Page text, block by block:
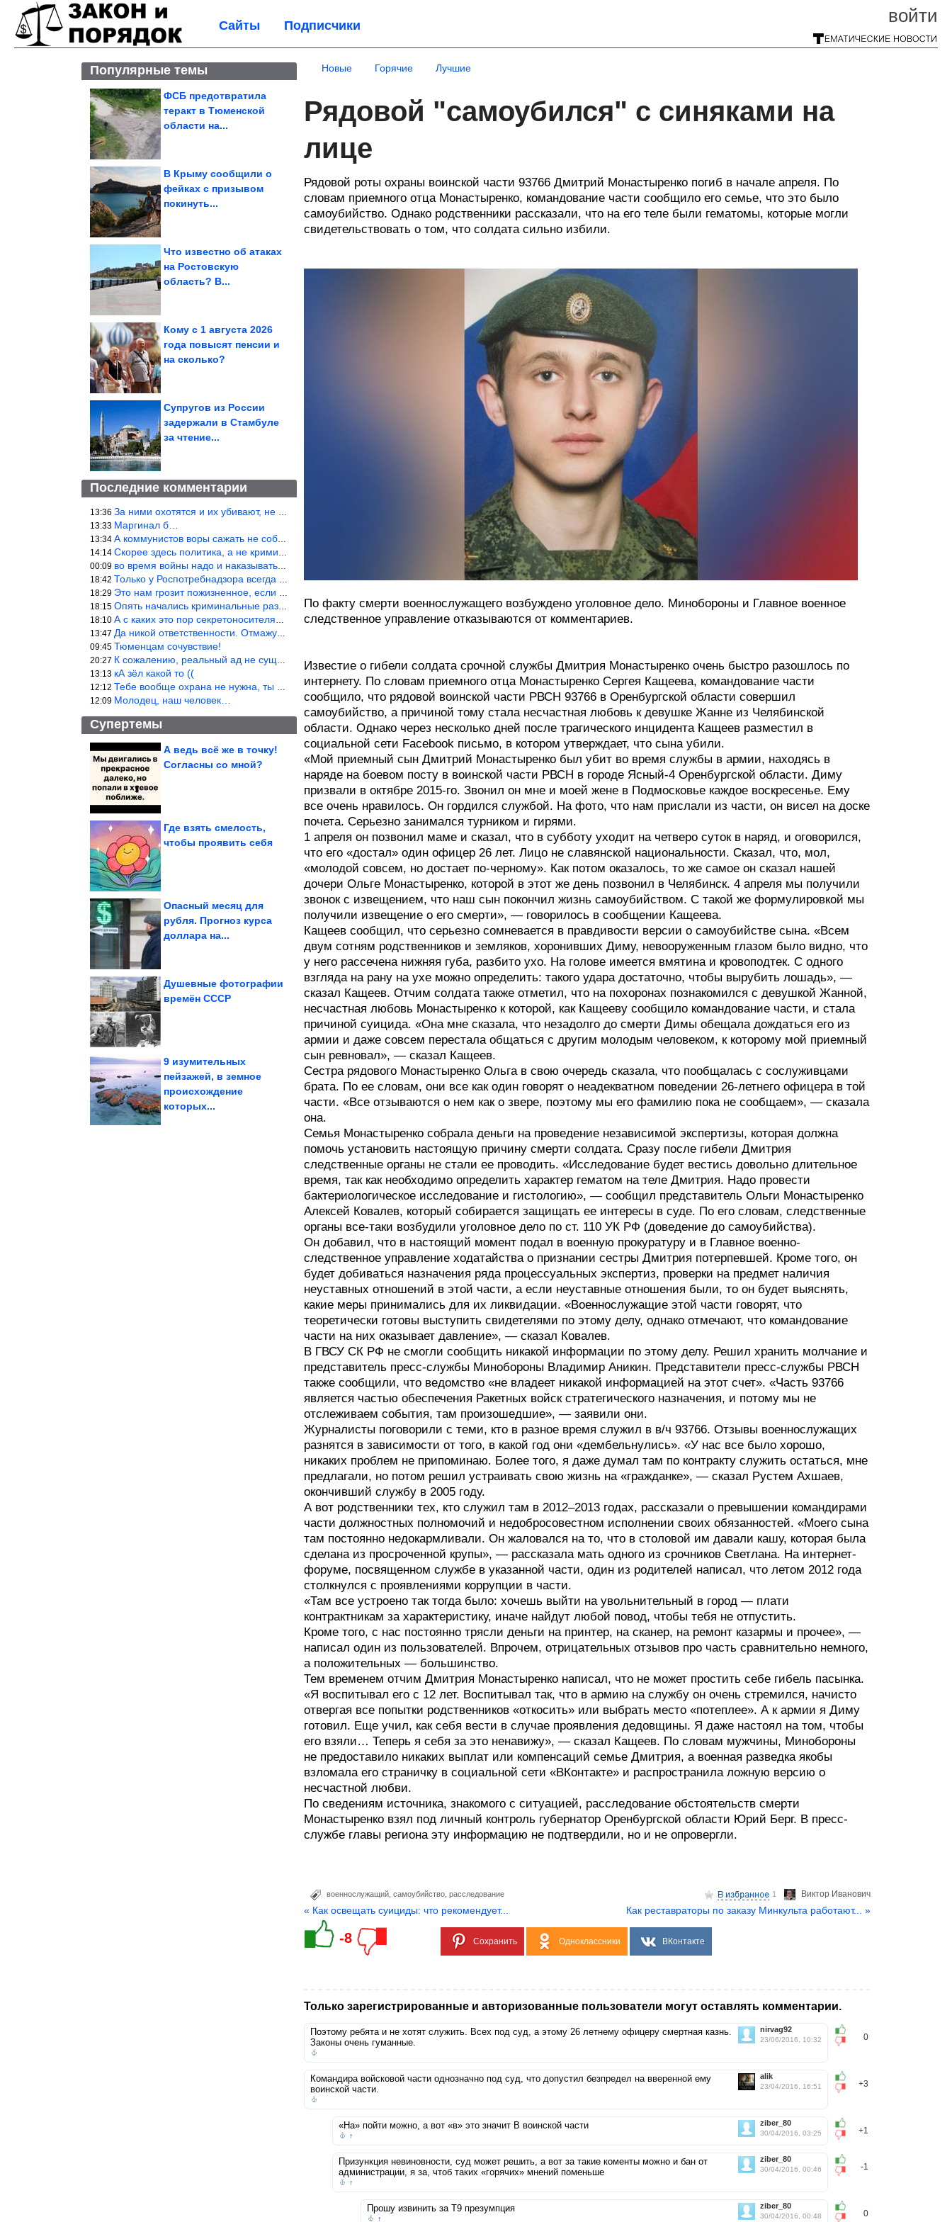
войти
Сайты Подписчики
Популярные темы
ФСБ предотвратила
теракт в Тюменской
области на...
В Крыму сообщили о
фейках с призывом
покинуть...
Что известно об атаках
на Ростовскую
область? В...
Кому с 1 августа 2026
года повысят пенсии и
на сколько?
Супругов из России
задержали в Стамбуле
за чтение...
Последние комментарии
13:36 За ними охотятся и их убивают, не ужели не понял?
13:33 Маргинал б…
13:34 А коммунистов воры сажать не собираются ???
14:14 Скорее здесь политика, а не криминал. Хотя эти два понятия начин
00:09 во время войны надо и наказывать по законам военного времени, а
18:42 Только у Роспотребнадзора всегда и все в порядке! Когда касается
18:29 Это нам грозит пожизненное, если только грозно посмотреть в их с
18:15 Опять начались криминальные разборки аля 90е!
18:10 А с каких это пор секретоносителям положена охрана? Это его зада
13:47 Да никой ответственности. Отмажутся.
09:45 Тюменцам сочувствие!
20:27 К сожалению, реальный ад не существует.
13:13 кА зёл какой то ((
12:12 Тебе вообще охрана не нужна, ты никакой ценности не представляеш
12:09 Молодец, наш человек…
Супертемы
Причины, почему
А ведь всё же в точку!
Согласны со мной?
Где взять смелость,
чтобы проявить себя
Опасный месяц для
рубля. Прогноз курса
доллара на...
Душевные фотографии
времён СССР
вырастают в
9 изумительных
пейзажей, в земное
происхождение
которых...
Новые Горячие Лучшие
Рядовой "самоубился" с синяками на
лице
Рядовой роты охраны воинской части 93766 Дмитрий Монастыренко погиб в начале апреля. По
словам приемного отца Монастыренко, командование части сообщило его семье, что это было
самоубийство. Однако родственники рассказали, что на его теле были гематомы, которые могли
свидетельствовать о том, что солдата сильно избили.
По факту смерти военнослужащего возбуждено уголовное дело. Минобороны и Главное военное
следственное управление отказываются от комментариев.
Известие о гибели солдата срочной службы Дмитрия Монастыренко очень быстро разошлось по
интернету. По словам приемного отца Монастыренко Сергея Кащеева, командование части
сообщило, что рядовой воинской части РВСН 93766 в Оренбургской области совершил
самоубийство, а причиной тому стала несчастная любовь к девушке Жанне из Челябинской
области. Однако через несколько дней после трагического инцидента Кащеев разместил в
социальной сети Facebook письмо, в котором утверждает, что сына убили.
«Мой приемный сын Дмитрий Монастыренко был убит во время службы в армии, находясь в
наряде на боевом посту в воинской части РВСН в городе Ясный-4 Оренбургской области. Диму
призвали в октябре 2015-го. Звонил он мне и моей жене в Подмосковье каждое воскресенье. Ему
все очень нравилось. Он гордился службой. На фото, что нам прислали из части, он висел на доске
почета. Серьезно занимался турником и гирями.
1 апреля он позвонил маме и сказал, что в субботу уходит на четверо суток в наряд, и оговорился,
что его «достал» один офицер 26 лет. Лицо не славянской национальности. Сказал, что, мол,
«молодой совсем, но достает по-черному». Как потом оказалось, то же самое он сказал нашей
дочери Ольге Монастыренко, которой в этот же день позвонил в Челябинск. 4 апреля мы получили
звонок с извещением, что наш сын покончил жизнь самоубийством. С такой же формулировкой мы
получили извещение о его смерти», — говорилось в сообщении Кащеева.
Кащеев сообщил, что серьезно сомневается в правдивости версии о самоубийстве сына. «Всем
двум сотням родственников и земляков, хоронивших Диму, невооруженным глазом было видно, что
у него рассечена нижняя губа, разбито ухо. На голове имеется вмятина и кровоподтек. С одного
взгляда на рану на ухе можно определить: такого удара достаточно, чтобы вырубить лошадь», —
сказал Кащеев. Отчим солдата также отметил, что на похоронах познакомился с девушкой Жанной,
несчастная любовь Монастыренко к которой, как Кащееву сообщило командование части, и стала
причиной суицида. «Она мне сказала, что незадолго до смерти Димы обещала дождаться его из
армии и даже совсем перестала общаться с другим молодым человеком, к которому мой приемный
сын ревновал», — сказал Кащеев.
Сестра рядового Монастыренко Ольга в свою очередь сказала, что пообщалась с сослуживцами
брата. По ее словам, они все как один говорят о неадекватном поведении 26-летнего офицера в той
части. «Все отзываются о нем как о звере, поэтому мы его фамилию пока не сообщаем», — сказала
она.
Семья Монастыренко собрала деньги на проведение независимой экспертизы, которая должна
помочь установить настоящую причину смерти солдата. Сразу после гибели Дмитрия
следственные органы не стали ее проводить. «Исследование будет вестись довольно длительное
время, так как необходимо определить характер гематом на теле Дмитрия. Надо провести
бактериологическое исследование и гистологию», — сообщил представитель Ольги Монастыренко
Алексей Ковалев, который собирается защищать ее интересы в суде. По его словам, следственные
органы все-таки возбудили уголовное дело по ст. 110 УК РФ (доведение до самоубийства).
Он добавил, что в настоящий момент подал в военную прокуратуру и в Главное военно-
следственное управление ходатайства о признании сестры Дмитрия потерпевшей. Кроме того, он
будет добиваться назначения ряда процессуальных экспертиз, проверки на предмет наличия
неуставных отношений в этой части, а если неуставные отношения были, то он будет выяснять,
какие меры принимались для их ликвидации. «Военнослужащие этой части говорят, что
теоретически готовы выступить свидетелями по этому делу, однако отмечают, что командование
части на них оказывает давление», — сказал Ковалев.
В ГВСУ СК РФ не смогли сообщить никакой информации по этому делу. Решил хранить молчание и
представитель пресс-службы Минобороны Владимир Аникин. Представители пресс-службы РВСН
также сообщили, что ведомство «не владеет никакой информацией на этот счет». «Часть 93766
является частью обеспечения Ракетных войск стратегического назначения, и потому мы не
отслеживаем события, там произошедшие», — заявили они.
Журналисты поговорили с теми, кто в разное время служил в в/ч 93766. Отзывы военнослужащих
разнятся в зависимости от того, в какой год они «дембельнулись». «У нас все было хорошо,
никаких проблем не припоминаю. Более того, я даже думал там по контракту служить остаться, мне
предлагали, но потом решил устраивать свою жизнь на «гражданке», — сказал Рустем Ахшаев,
окончивший службу в 2005 году.
А вот родственники тех, кто служил там в 2012–2013 годах, рассказали о превышении командирами
части должностных полномочий и недобросовестном исполнении своих обязанностей. «Моего сына
там постоянно недокармливали. Он жаловался на то, что в столовой им давали кашу, которая была
сделана из просроченной крупы», — рассказала мать одного из срочников Светлана. На интернет-
форуме, посвященном службе в указанной части, один из родителей написал, что летом 2012 года
столкнулся с проявлениями коррупции в части.
«Там все устроено так тогда было: хочешь выйти на увольнительный в город — плати
контрактникам за характеристику, иначе найдут любой повод, чтобы тебя не отпустить.
Кроме того, с нас постоянно трясли деньги на принтер, на сканер, на ремонт казармы и прочее», —
написал один из пользователей. Впрочем, отрицательных отзывов про часть сравнительно немного,
а положительных — большинство.
Тем временем отчим Дмитрия Монастыренко написал, что не может простить себе гибель пасынка.
«Я воспитывал его с 12 лет. Воспитывал так, что в армию на службу он очень стремился, начисто
отвергая все попытки родственников «откосить» или выбрать место «потеплее». А к армии я Диму
готовил. Еще учил, как себя вести в случае проявления дедовщины. Я даже настоял на том, чтобы
его взяли… Теперь я себя за это ненавижу», — сказал Кащеев. По словам мужчины, Минобороны
не предоставило никаких выплат или компенсаций семье Дмитрия, а военная разведка якобы
взломала его страничку в социальной сети «ВКонтакте» и распространила ложную версию о
несчастной любви.
По сведениям источника, знакомого с ситуацией, расследование обстоятельств смерти
Монастыренко взял под личный контроль губернатор Оренбургской области Юрий Берг. В пресс-
службе главы региона эту информацию не подтвердили, но и не опровергли.
Виктор Иванович
1
военнослужащий самоубийство расследование
« Как освещать суициды: что рекомендует... Как реставраторы по заказу Минкульта работают... »
-8 Сохранить Одноклассники ВКонтакте
Только зарегистрированные и авторизованные пользователи могут оставлять комментарии.
0
nirvag92
23/06/2016, 10:32
Поэтому ребята и не хотят служить. Всех под суд, а этому 26 летнему офицеру смертная казнь.
Законы очень гуманные.
+3
alik
23/04/2016, 16:51
Командира войсковой части однозначно под суд, что допустил безпредел на вверенной ему
воинской части.
+1
ziber_80
30/04/2016, 03:25
«На» пойти можно, а вот «в» это значит В воинской части
↑
-1
ziber_80
30/04/2016, 00:46
Призункция невиновности, суд может решить, а вот за такие коменты можно и бан от
администрации, я за, чтоб таких «горячих» мнений поменьше
↑
0
ziber_80
30/04/2016, 00:48
Прошу извинить за Т9 презумпция
↑